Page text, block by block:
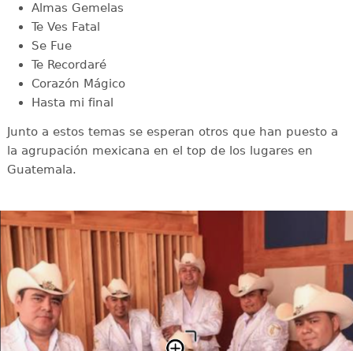
Almas Gemelas
Te Ves Fatal
Se Fue
Te Recordaré
Corazón Mágico
Hasta mi final
Junto a estos temas se esperan otros que han puesto a
la agrupación mexicana en el top de los lugares en
Guatemala.